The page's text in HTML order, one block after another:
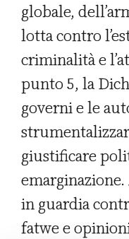
globale,
lotta contro
criminalità e
punto 5, la
governi e le
giustificare
in guardia
fatwe e